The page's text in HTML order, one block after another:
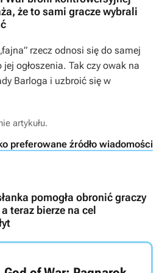
że to sami gracze wybrali
rzecz odnosi się do samej
ogłoszenia. Tak czy owak na
Barloga i uzbroić się w
artykułu.
preferowane źródło wiadomości
pomogła obronić graczy
teraz bierze na cel